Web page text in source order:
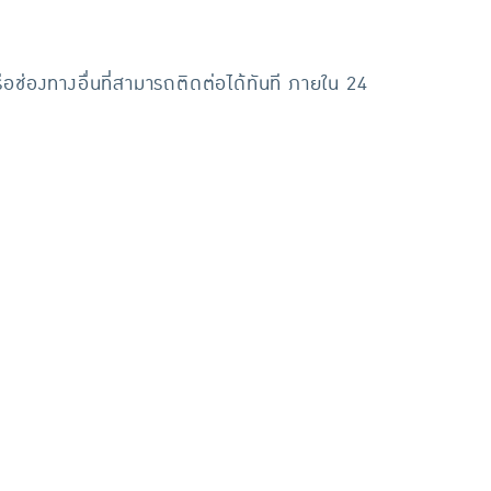
องทางอื่นที่สามารถติดต่อได้ทันที ภายใน 24